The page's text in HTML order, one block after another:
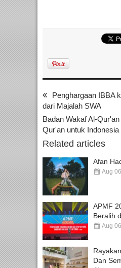
Penghargaan IBBA
dari Majalah SWA
Badan Wakaf Al-
Qur'an untuk Indonesia
Related articles
Afan
Aug
APMF
Beralih
Aug
Dan